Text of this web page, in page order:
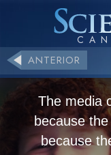
ANTERIOR
The media
because
because